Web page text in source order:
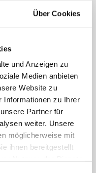
Über Cookies
und Anzeigen zu
Medien anbieten
Website zu
Informationen zu Ihrer
Partner für
weiter. Unsere
möglicherweise mit
ihnen bereitgestellt